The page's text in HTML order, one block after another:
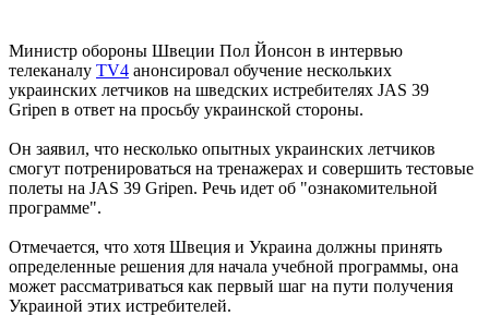
Министр обороны Швеции Пол Йонсон в интервью
телеканалу TV4 анонсировал обучение нескольких
украинских летчиков на шведских истребителях JAS 39
Gripen в ответ на просьбу украинской стороны.
Он заявил, что несколько опытных украинских летчиков
смогут потренироваться на тренажерах и совершить тестовые
полеты на JAS 39 Gripen. Речь идет об "ознакомительной
программе".
Отмечается, что хотя Швеция и Украина должны принять
определенные решения для начала учебной программы, она
может рассматриваться как первый шаг на пути получения
Украиной этих истребителей.